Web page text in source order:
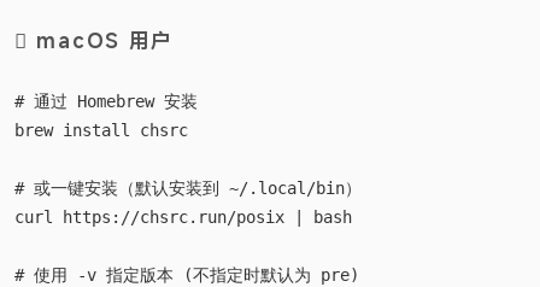
 macOS 用户
# 通过 Homebrew 安装
brew install chsrc
# 或一键安装（默认安装到 ~/.local/bin）
curl https://chsrc.run/posix | bash
# 使用 -v 指定版本 (不指定时默认为 pre)